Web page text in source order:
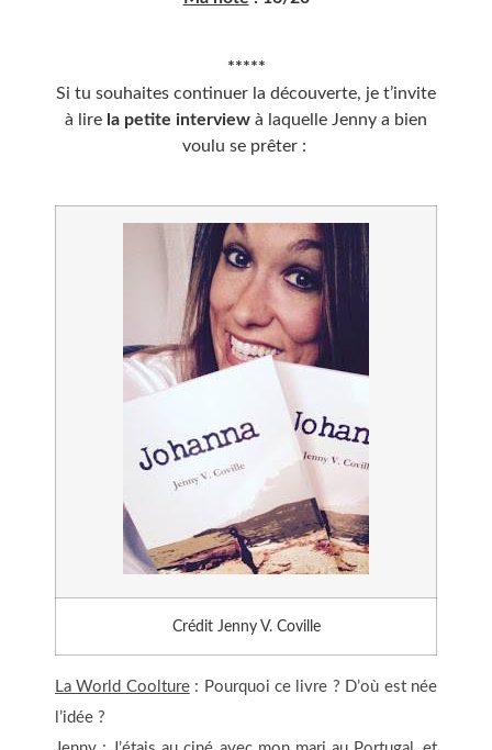
*****
Si tu souhaites continuer la découverte, je t’invite
à lire la petite interview à laquelle Jenny a bien
voulu se prêter :
Crédit Jenny V. Coville
La World Coolture: Pourquoi ce livre ? D’où est née
l’idée ?